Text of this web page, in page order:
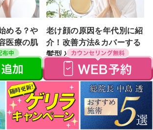
める？や
医療の肌
老け顔の原因を年代別に紹
介！改善方法&カバーする
髪型とメイクを解説